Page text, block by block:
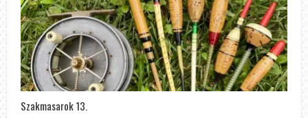
Szakmasarok 13.